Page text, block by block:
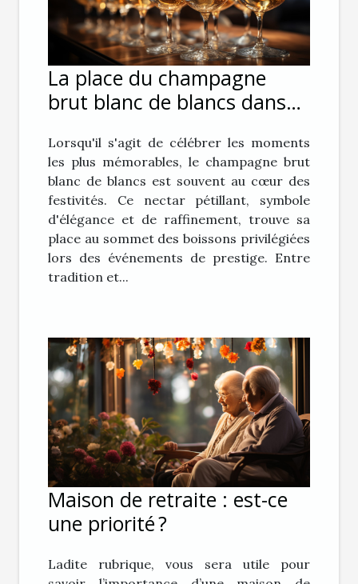
La place du champagne
brut blanc de blancs dans
Lorsqu'il s'agit de célébrer les moments
les plus mémorables, le champagne brut
blanc de blancs est souvent au cœur des
festivités. Ce nectar pétillant, symbole
d'élégance et de raffinement, trouve sa
place au sommet des boissons privilégiées
lors des événements de prestige. Entre
tradition et...
Maison de retraite : est-ce
une priorité ?
Ladite rubrique, vous sera utile pour